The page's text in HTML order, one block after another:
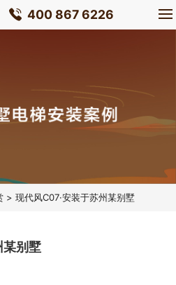
400 867 6226
> 现代风C07·安装于苏州某别墅
某别墅